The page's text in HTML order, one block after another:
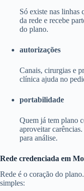
Só existe nas linhas
da rede e recebe
do plano.
autorizações
Canais, cirurgias e
clínica ajuda no
portabilidade
Quem já tem plano
aproveitar
para análise.
Rede credenciada em
Rede é o coração do
simples: